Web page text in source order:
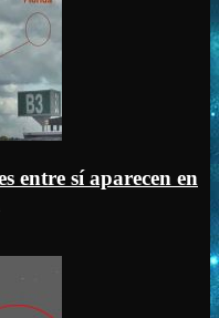
entre sí aparecen en